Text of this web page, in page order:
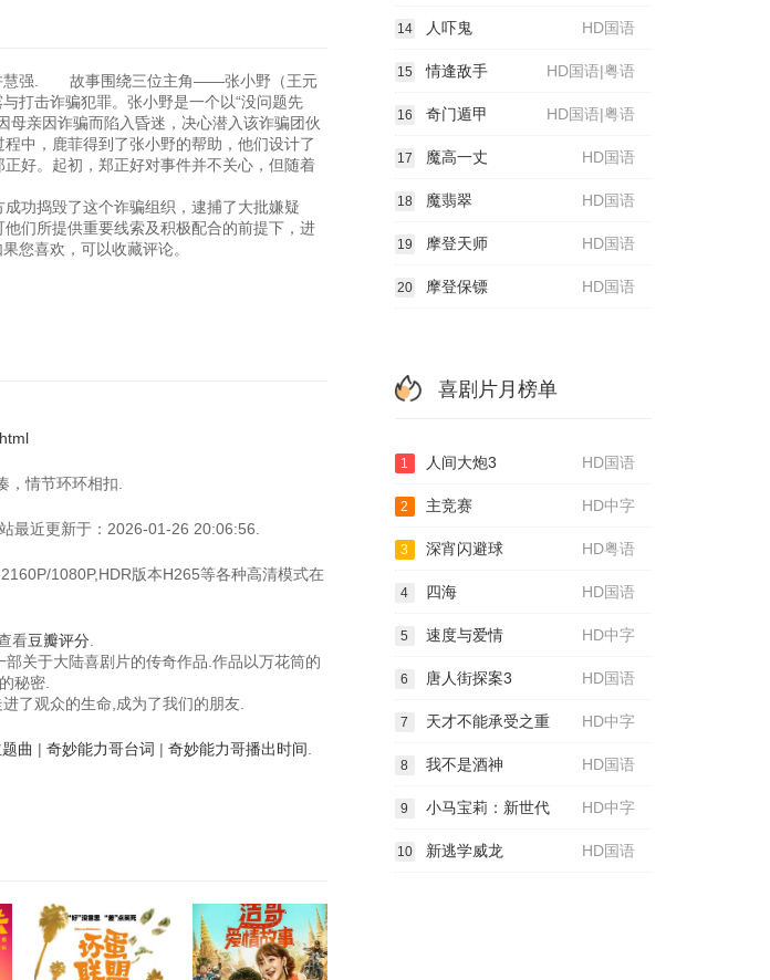
,许慧强. 故事围绕三位主角——张小野（王元
打击诈骗犯罪。张小野是一个以“没问题先
母亲因诈骗而陷入昏迷，决心潜入该诈骗团伙
中，鹿菲得到了张小野的帮助，他们设计了
好。起初，郑正好对事件并不关心，但随着
功捣毁了这个诈骗组织，逮捕了大批嫌疑
们所提供重要线索及积极配合的前提下，进
您喜欢，可以收藏评论。
情节环环相扣.
最近更新于：2026-01-26 20:06:56.
1080P,HDR版本H265等各种高清模式在
看豆瓣评分
关于大陆喜剧片的传奇作品.作品以万花筒的
秘密.
了观众的生命,成为了我们的朋友.
曲 | 奇妙能力哥台词 | 奇妙能力哥播出时间
HD国语
14 人吓鬼
HD国语|粤语
15 情逢敌手
HD国语|粤语
16 奇门遁甲
HD国语
17 魔高一丈
HD国语
18 魔翡翠
HD国语
19 摩登天师
HD国语
20 摩登保镖
喜剧片月榜单
HD国语
1 人间大炮3
HD中字
2 主竞赛
HD粤语
3 深宵闪避球
HD国语
4 四海
HD中字
5 速度与爱情
HD国语
6 唐人街探案3
HD中字
7 天才不能承受之重
HD国语
8 我不是酒神
HD中字
9 小马宝莉：新世代
HD国语
10 新逃学威龙